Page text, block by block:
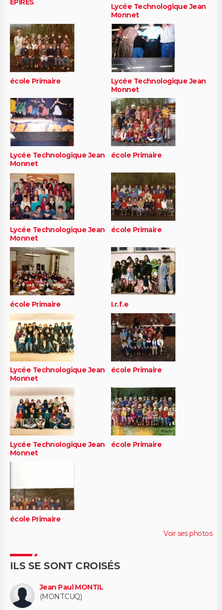
EPIRES
Lycée Technologique Jean
Monnet
école Primaire
Lycée Technologique Jean
Monnet
Lycée Technologique Jean
Monnet
école Primaire
Lycée Technologique Jean
Monnet
école Primaire
école Primaire I.r.f.e
Lycée Technologique Jean
Monnet
école Primaire
Lycée Technologique Jean
Monnet
école Primaire
école Primaire
Voir ses photos
ILS SE SONT CROISÉS
Jean Paul MONTIL
(MONTCUQ)